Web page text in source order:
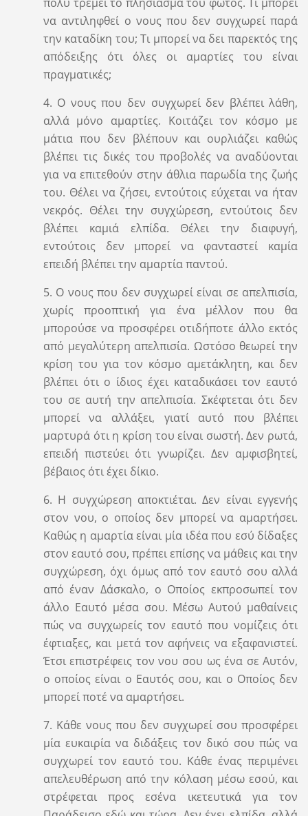
να αντιληφθεί ο νους που δεν συγχωρεί παρά
την καταδίκη του; Τι μπορεί να δει παρεκτός της
απόδειξης ότι όλες οι αμαρτίες του είναι
πραγματικές;
4. Ο νους που δεν συγχωρεί δεν βλέπει λάθη,
αλλά μόνο αμαρτίες. Κοιτάζει τον κόσμο με
μάτια που δεν βλέπουν και ουρλιάζει καθώς
βλέπει τις δικές του προβολές να αναδύονται
για να επιτεθούν στην άθλια παρωδία της ζωής
του. Θέλει να ζήσει, εντούτοις εύχεται να ήταν
νεκρός. Θέλει την συγχώρεση, εντούτοις δεν
βλέπει καμιά ελπίδα. Θέλει την διαφυγή,
εντούτοις δεν μπορεί να φανταστεί καμία
επειδή βλέπει την αμαρτία παντού.
5. Ο νους που δεν συγχωρεί είναι σε απελπισία,
χωρίς προοπτική για ένα μέλλον που θα
μπορούσε να προσφέρει οτιδήποτε άλλο εκτός
από μεγαλύτερη απελπισία. Ωστόσο θεωρεί την
κρίση του για τον κόσμο αμετάκλητη, και δεν
βλέπει ότι ο ίδιος έχει καταδικάσει τον εαυτό
του σε αυτή την απελπισία. Σκέφτεται ότι δεν
μπορεί να αλλάξει, γιατί αυτό που βλέπει
μαρτυρά ότι η κρίση του είναι σωστή. Δεν ρωτά,
επειδή πιστεύει ότι γνωρίζει. Δεν αμφισβητεί,
βέβαιος ότι έχει δίκιο.
6. Η συγχώρεση αποκτιέται. Δεν είναι εγγενής
στον νου, ο οποίος δεν μπορεί να αμαρτήσει.
Καθώς η αμαρτία είναι μία ιδέα που εσύ δίδαξες
στον εαυτό σου, πρέπει επίσης να μάθεις και την
συγχώρεση, όχι όμως από τον εαυτό σου αλλά
από έναν Δάσκαλο, ο Οποίος εκπροσωπεί τον
άλλο Εαυτό μέσα σου. Μέσω Αυτού μαθαίνεις
πώς να συγχωρείς τον εαυτό που νομίζεις ότι
έφτιαξες, και μετά τον αφήνεις να εξαφανιστεί.
Έτσι επιστρέφεις τον νου σου ως ένα σε Αυτόν,
ο οποίος είναι ο Εαυτός σου, και ο Οποίος δεν
μπορεί ποτέ να αμαρτήσει.
7. Κάθε νους που δεν συγχωρεί σου προσφέρει
μία ευκαιρία να διδάξεις τον δικό σου πώς να
συγχωρεί τον εαυτό του. Κάθε ένας περιμένει
απελευθέρωση από την κόλαση μέσω εσού, και
στρέφεται προς εσένα ικετευτικά για τον